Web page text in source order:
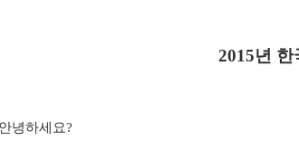
2015년
안녕하세요?